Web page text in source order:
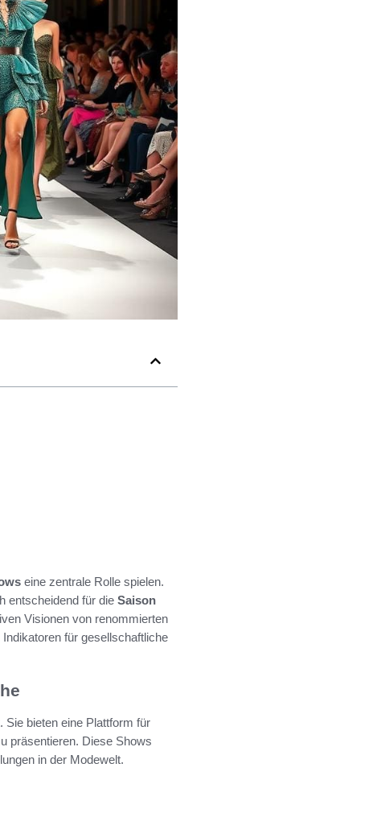
eine zentrale Rolle spielen.
entscheidend für die Saison
Visionen von renommierten
für gesellschaftliche
Sie bieten eine Plattform für
präsentieren. Diese Shows
in der Modewelt.